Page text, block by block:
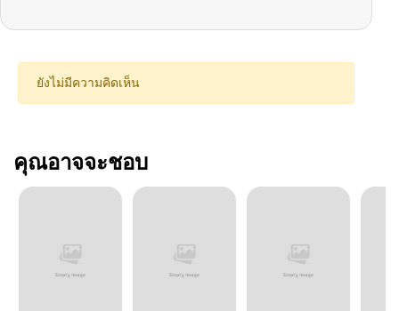
ยังไม่มีความคิดเห็น
คุณอาจจะชอบ